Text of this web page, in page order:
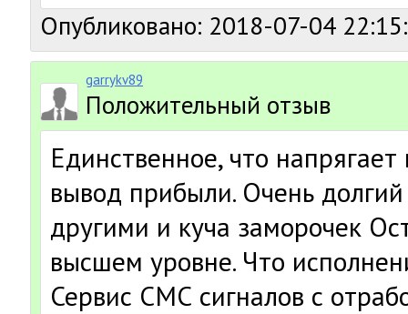
Опубликовано: 2018-07-04
garrykv89
Положительный отзыв
Единственное, что
вывод прибыли. Очень
другими и куча заморочек
высшем уровне. Что
Сервис СМС сигналов с